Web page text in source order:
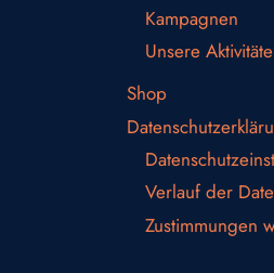
Kampagnen
Unsere
Shop
Verlauf der
Zustimmungen